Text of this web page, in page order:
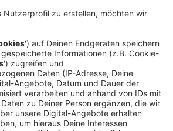
weiterhin eindringlich vor dem
Fluss, unter anderem mit einer
in den Sozialen Medien.
sie damit Menschen erreicht, die
noch nicht ernst genommen
seit Dienstag (26.08.) ein
hier weiter als knöcheltief in den